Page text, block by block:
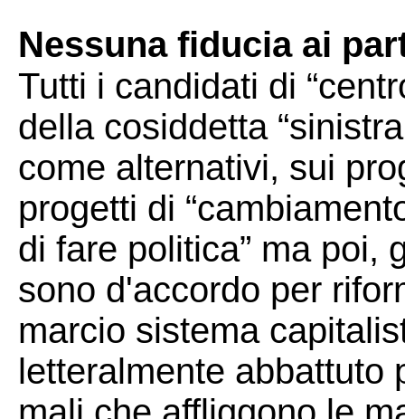
Nessuna fiducia ai
Tutti i candidati di
della cosiddetta
come alternativi, sui
progetti di
di fare politica” ma poi,
sono d'accordo per
marcio sistema
letteralmente abbattuto